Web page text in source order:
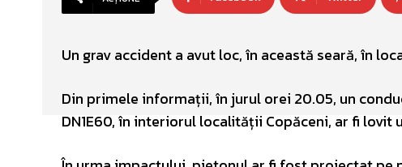
Un grav accident a avut loc, în această seară, în
Din primele informații, în jurul orei 20.05, un
DN1E60, în interiorul localității Copăceni, ar fi